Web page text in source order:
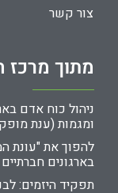
צור קשר
מתוך מרכז
ומגמות (ענת
להפוך את "עונת
בארגונים
תפקיד היזמים: